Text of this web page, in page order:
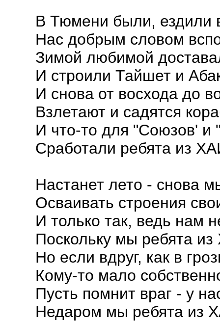
В Тюмени были, ездили
Нас добрым словом
Зимой любимой
И строили Тайшет и
И снова от восхода до
Взлетают и садятся
И что-то для "Союзов' и
Сработали ребята из
Настанет лето - снова
Осваивать строения
И только так, ведь нам
Поскольку мы ребята
Но если вдруг, как в
Кому-то мало
Пусть помнит враг - у
Недаром мы ребята из